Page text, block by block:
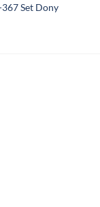
Set Dony